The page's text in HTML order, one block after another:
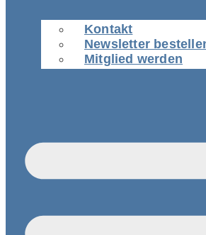
Kontakt
Newsletter
Mitglied werden